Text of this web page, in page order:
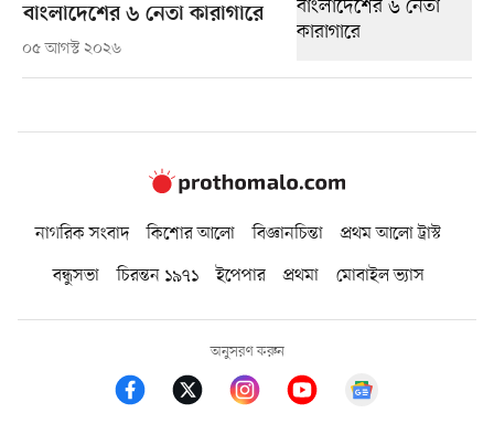
বাংলাদেশের ৬ নেতা কারাগারে
০৫ আগস্ট ২০২৬
নাগরিক সংবাদ কিশোর আলো বিজ্ঞানচিন্তা
প্রথম আলো ট্রাস্ট
বন্ধুসভা
চিরন্তন ১৯৭১ ইপেপার প্রথমা মোবাইল ভ্যাস
অনুসরণ করুন